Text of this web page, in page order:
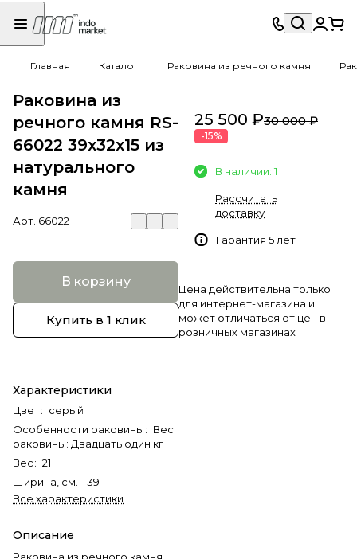
Главная Каталог Раковина из речного камня
Раковина из
речного камня RS-
66022 39х32х15 из
натурального
камня
Арт. 66022
В корзину
Купить в 1 клик
Характеристики
Цвет: серый
Особенности раковины: Вес
раковины: Двадцать один кг
Вес: 21
Ширина, см. : 39
Все характеристики
Описание
25 500 ₽30 000 ₽
-15%
В наличии: 1
Рассчитать
доставку
Гарантия 5 лет
Цена действительна только
для интернет-магазина и
может отличаться от цен в
розничных магазинах